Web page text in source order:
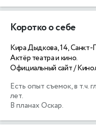
Коротко о себе
Кира Дыдкова, 14, Санкт-
Актёр театра и кино.
Официальный сайт /
Есть опыт съемок, в т.ч.
лет.
В планах Оскар.